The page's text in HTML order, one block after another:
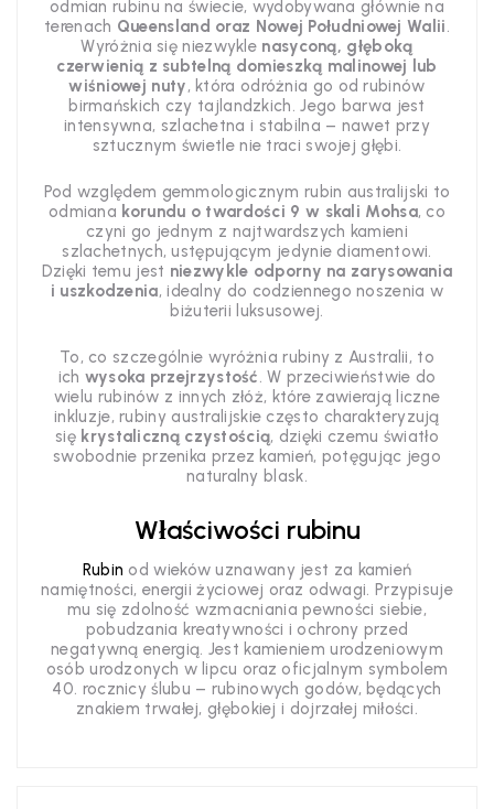
odmian rubinu na świecie, wydobywana głównie na
terenach Queensland oraz Nowej Południowej Walii.
Wyróżnia się niezwykle nasyconą, głęboką
czerwienią z subtelną domieszką malinowej lub
wiśniowej nuty, która odróżnia go od rubinów
birmańskich czy tajlandzkich. Jego barwa jest
intensywna, szlachetna i stabilna – nawet przy
sztucznym świetle nie traci swojej głębi.
Pod względem gemmologicznym rubin australijski to
odmiana korundu o twardości 9 w skali Mohsa, co
czyni go jednym z najtwardszych kamieni
szlachetnych, ustępującym jedynie diamentowi.
Dzięki temu jest niezwykle odporny na zarysowania
i uszkodzenia, idealny do codziennego noszenia w
biżuterii luksusowej.
To, co szczególnie wyróżnia rubiny z Australii, to
ich wysoka przejrzystość. W przeciwieństwie do
wielu rubinów z innych złóż, które zawierają liczne
inkluzje, rubiny australijskie często charakteryzują
się krystaliczną czystością, dzięki czemu światło
swobodnie przenika przez kamień, potęgując jego
naturalny blask.
Właściwości rubinu
Rubin od wieków uznawany jest za kamień
namiętności, energii życiowej oraz odwagi. Przypisuje
mu się zdolność wzmacniania pewności siebie,
pobudzania kreatywności i ochrony przed
negatywną energią. Jest kamieniem urodzeniowym
osób urodzonych w lipcu oraz oficjalnym symbolem
40. rocznicy ślubu – rubinowych godów, będących
znakiem trwałej, głębokiej i dojrzałej miłości.